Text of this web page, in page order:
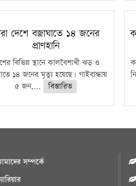
দেশে বজ্রাঘাতে ১৪ জনের
প্রাণহানি
বিভিন্ন স্থানে কালবৈশাখী ঝড় ও
১৪ জনের মৃত্যু হয়েছে। গাইবান্ধায়
৫ জন,...
বিস্তারিত
সম্পর্কে